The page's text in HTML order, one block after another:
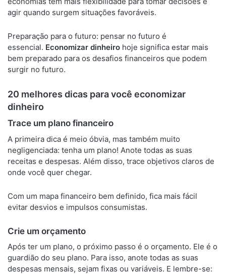
agir quando surgem situações favoráveis.
Preparação para o futuro: pensar no futuro é
essencial. Economizar dinheiro hoje significa estar mais
bem preparado para os desafios financeiros que podem
surgir no futuro.
20 melhores dicas para você economizar
dinheiro
Trace um plano financeiro
A primeira dica é meio óbvia, mas também muito
negligenciada: tenha um plano! Anote todas as suas
receitas e despesas. Além disso, trace objetivos claros de
onde você quer chegar.
Com um mapa financeiro bem definido, fica mais fácil
evitar desvios e impulsos consumistas.
Crie um orçamento
Após ter um plano, o próximo passo é o orçamento. Ele é o
guardião do seu plano. Para isso, anote todas as suas
despesas mensais, sejam fixas ou variáveis. E lembre-se: